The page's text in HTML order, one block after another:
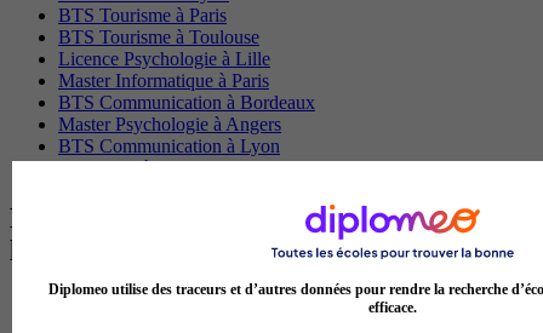
BTS Tourisme à Paris
BTS Tourisme à Toulouse
Licence Psychologie à Lille
Master Informatique à Paris
BTS Communication à Bordeaux
Master Psychologie à Angers
BTS Communication à Lyon
BTS Ndrc à Lyon
Les intitulés de diplôme par alternance
les plus recherchés
BTS Esf en alternance
Diplomeo utilise des traceurs et d’autres données pour rendre la recherche
efficace.